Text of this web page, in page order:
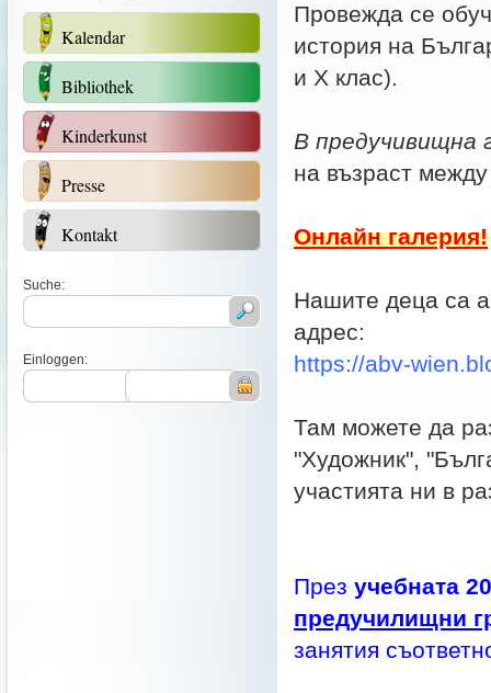
Kalendar
Bibliothek
Kinderkunst
Presse
Kontakt
Suche:
Einloggen:
Провежда се
история на
и Х клас).
В предучивищна
на възраст
Онлайн галерия!
Нашите деца са
адрес:
https://abv-
Там можете да
"Художник",
участията ни в
През учебната
предучилищни
занятия